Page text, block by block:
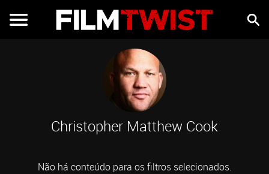
Christopher Matthew Cook
Não há conteúdo para os filtros selecionados.